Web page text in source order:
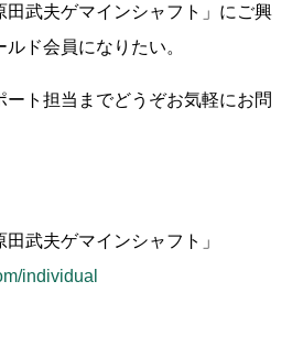
田武夫ゲマインシャフト」にご興
ド会員になりたい。
ート担当までどうぞお気軽にお問
武夫ゲマインシャフト」
individual